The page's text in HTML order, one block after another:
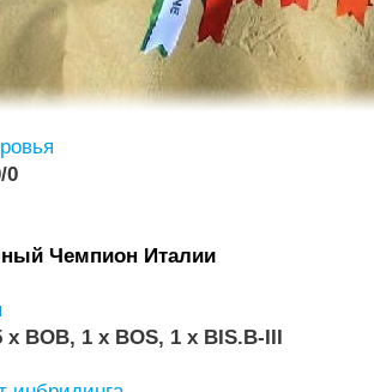
0
Чемпион Италии
x BOB, 1 x BOS, 1 x BIS.B-III